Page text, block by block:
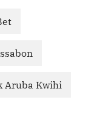
Aruba Kwihi